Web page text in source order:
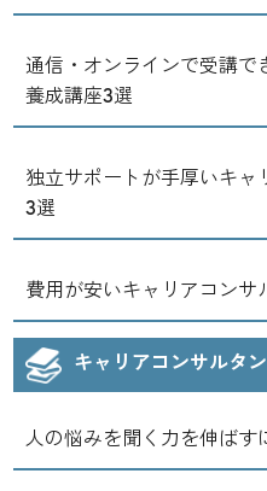
通信・オンラインで受講で
養成講座3選
独立サポートが手厚いキャ
3選
費用が安いキャリアコンサ
キャリアコンサルタ
人の悩みを聞く力を伸ばす